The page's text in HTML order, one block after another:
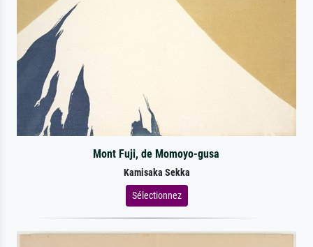
Mont Fuji, de Momoyo-gusa
Kamisaka Sekka
Sélectionnez